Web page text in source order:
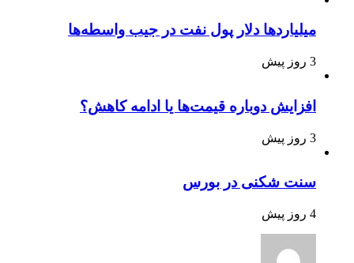
میلیاردها دلار پول نفت در جیب واسطه‌ها
3 روز پیش
افزایش دوباره قیمت‌ها یا ادامه کاهش؟
3 روز پیش
سنت شکنی در بورس
4 روز پیش